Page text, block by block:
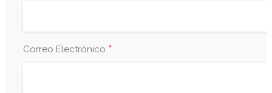
Correo Electrónico *